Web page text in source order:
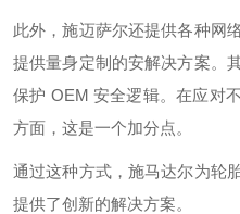
此外，施迈萨尔还提供各种网
提供量身定制的安解决方案。
保护 OEM 安全逻辑。在应对
方面，这是一个加分点。
通过这种方式，施马达尔为轮
提供了创新的解决方案。